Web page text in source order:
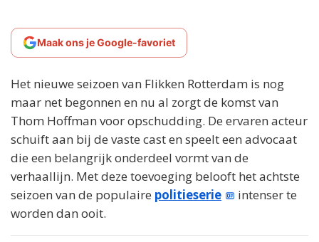
Maak ons je Google-favoriet
Het nieuwe seizoen van Flikken Rotterdam is nog
maar net begonnen en nu al zorgt de komst van
Thom Hoffman voor opschudding. De ervaren acteur
schuift aan bij de vaste cast en speelt een advocaat
die een belangrijk onderdeel vormt van de
verhaallijn. Met deze toevoeging belooft het achtste
seizoen van de populaire politieserie
intenser te
worden dan ooit.